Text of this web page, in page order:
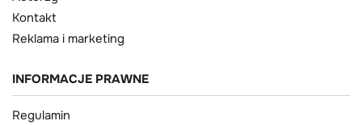
Kontakt
Reklama i marketing
INFORMACJE PRAWNE
Regulamin